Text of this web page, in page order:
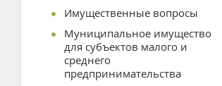
Имущественные вопросы
Муниципальное имущество
для субъектов малого и
среднего
предпринимательства